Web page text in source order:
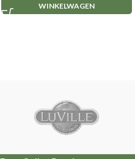
WINKELWAGEN